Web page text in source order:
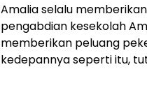
Amalia selalu
pengabdian kesekolah
memberikan peluang
kedepannya seperti itu,